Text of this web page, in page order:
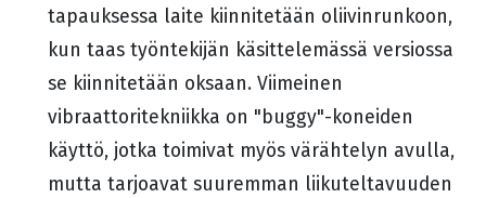
tapauksessa laite kiinnitetään oliivinrunkoon,
kun taas työntekijän käsittelemässä versiossa
se kiinnitetään oksaan. Viimeinen
vibraattoritekniikka on "buggy"-koneiden
käyttö, jotka toimivat myös värähtelyn avulla,
mutta tarjoavat suuremman liikuteltavuuden